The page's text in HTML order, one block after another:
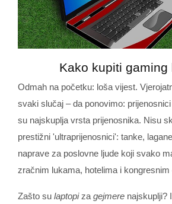
Kako kupiti gaming
Odmah na početku: loša vijest.
svaki slučaj – da ponovimo:
su najskuplja vrsta prijenosnika. Nisu
prestižni 'ultraprijenosnici': tanke,
naprave za poslovne ljude koji svako
zračnim lukama, hotelima i
Zašto su laptopiza gejmere najskuplji?